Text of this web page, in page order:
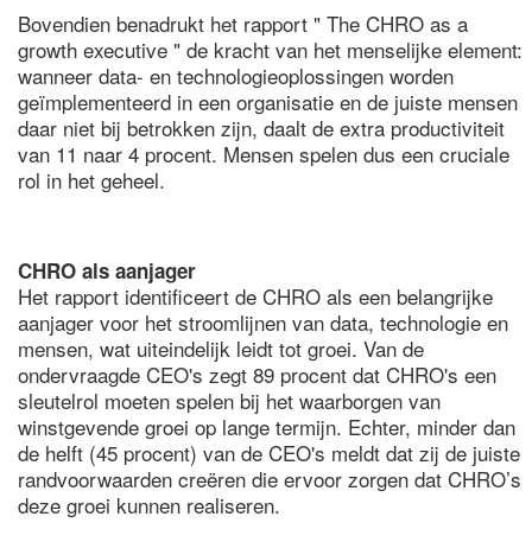
Bovendien benadrukt het rapport " The CHRO as a
growth executive " de kracht van het menselijke element:
wanneer data- en technologieoplossingen worden
geïmplementeerd in een organisatie en de juiste mensen
daar niet bij betrokken zijn, daalt de extra productiviteit
van 11 naar 4 procent. Mensen spelen dus een cruciale
rol in het geheel.
CHRO als aanjager
Het rapport identificeert de CHRO als een belangrijke
aanjager voor het stroomlijnen van data, technologie en
mensen, wat uiteindelijk leidt tot groei. Van de
ondervraagde CEO's zegt 89 procent dat CHRO's een
sleutelrol moeten spelen bij het waarborgen van
winstgevende groei op lange termijn. Echter, minder dan
de helft (45 procent) van de CEO's meldt dat zij de juiste
randvoorwaarden creëren die ervoor zorgen dat CHRO’s
deze groei kunnen realiseren.